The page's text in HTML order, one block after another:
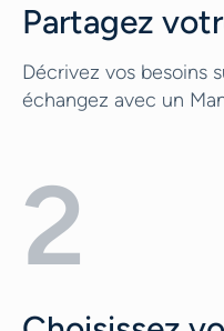
Partagez
Décrivez vos besoins
échangez avec un
2